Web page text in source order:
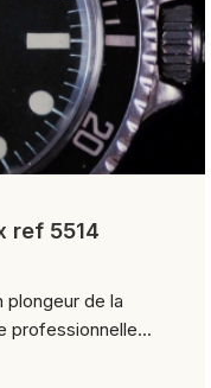
ref 5514
professionnelle...